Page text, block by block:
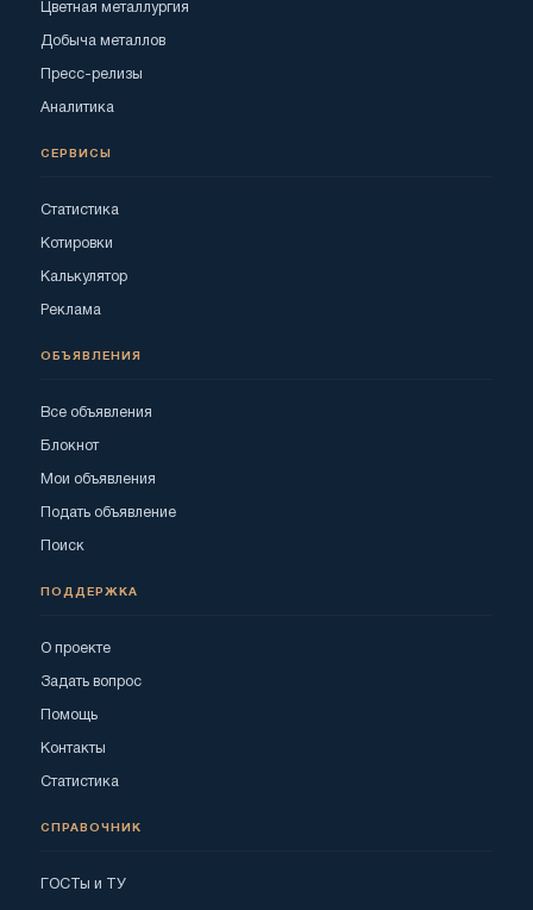
Цветная металлургия
Добыча металлов
Пресс-релизы
Аналитика
СЕРВИСЫ
Статистика
Котировки
Калькулятор
Реклама
ОБЪЯВЛЕНИЯ
Все объявления
Блокнот
Мои объявления
Подать объявление
Поиск
ПОДДЕРЖКА
О проекте
Задать вопрос
Помощь
Контакты
Статистика
СПРАВОЧНИК
ГОСТы и ТУ